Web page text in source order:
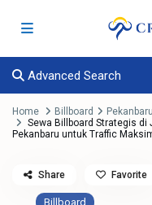
Advanced Search
Home Billboard
Pekanbaru
Sewa Billboard Strategis di
Pekanbaru untuk Traffic
Billboard
Share Favorite